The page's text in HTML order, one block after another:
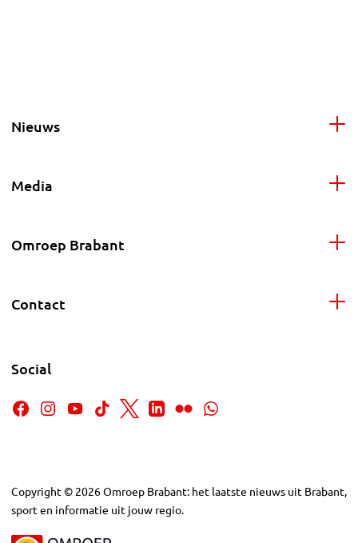
Nieuws
Media
Omroep Brabant
Contact
Social
Copyright © 2026Omroep Brabant: het laatste nieuws uit Brabant,
sport en informatie uit jouw regio.